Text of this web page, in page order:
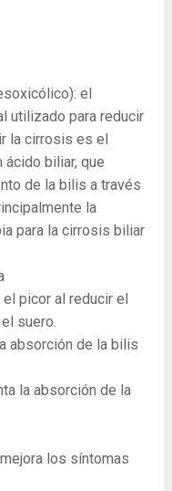
el
utilizado para reducir
la cirrosis es el
ácido biliar, que
de la bilis a través
la
para la cirrosis biliar
picor al reducir el
suero.
absorción de la bilis
la absorción de la
los síntomas